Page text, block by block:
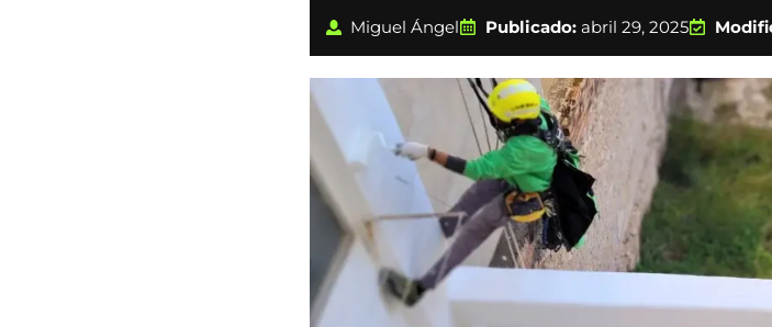
Miguel Ángel Publicado:abril 29, 2025